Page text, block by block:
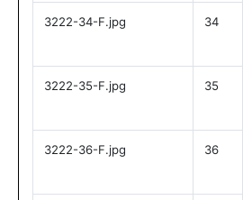
3222-34-F.jpg 34
3222-35-F.jpg 35
3222-36-F.jpg 36